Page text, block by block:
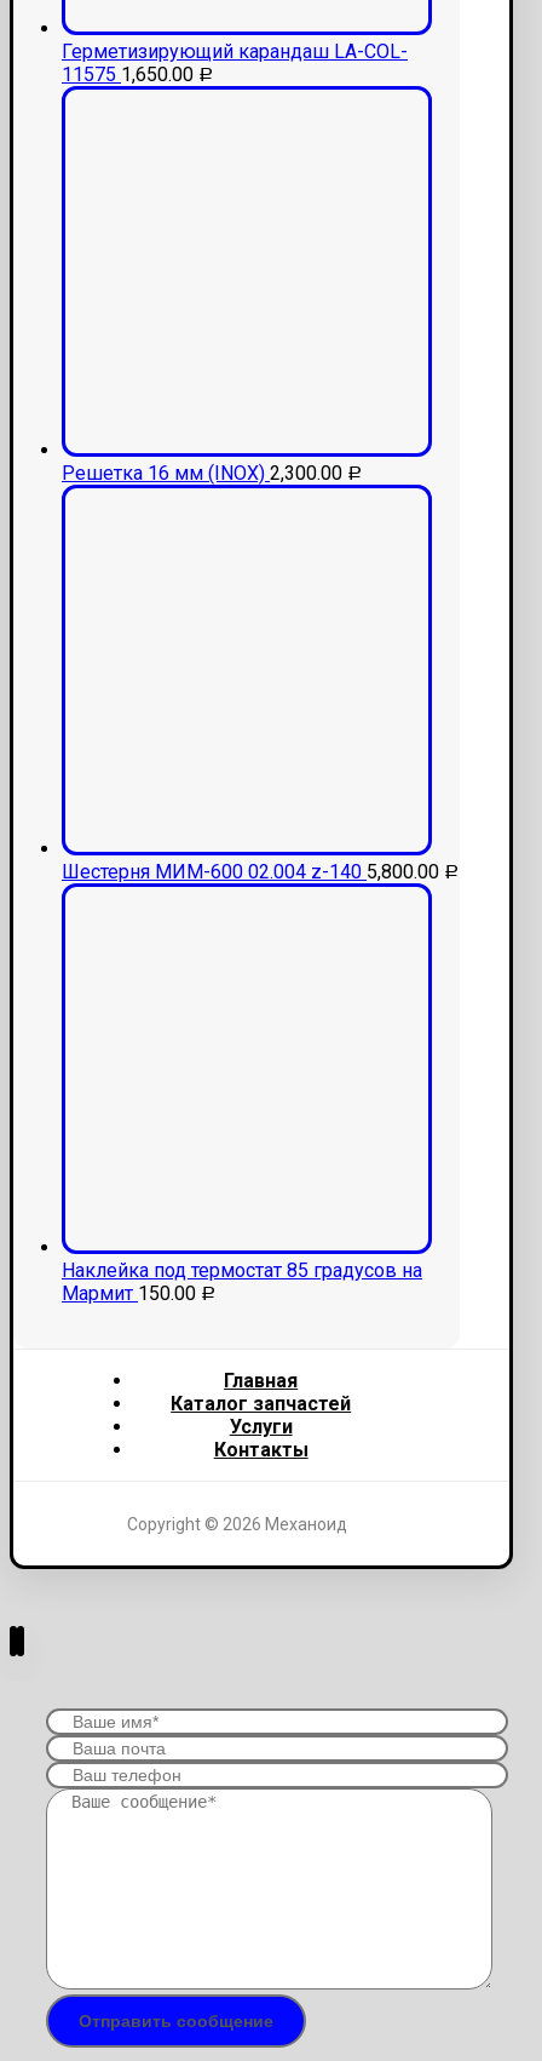
Герметизирующий карандаш LA-COL-
11575 1,650.00 Р
Решетка 16 мм (INOX) 2,300.00 Р
Шестерня МИМ-600 02.004 z-140 5,800.00 Р
Наклейка под термостат 85 градусов на
Мармит 150.00 Р
Главная
Каталог запчастей
Услуги
Контакты
Copyright © 2026 Механоид